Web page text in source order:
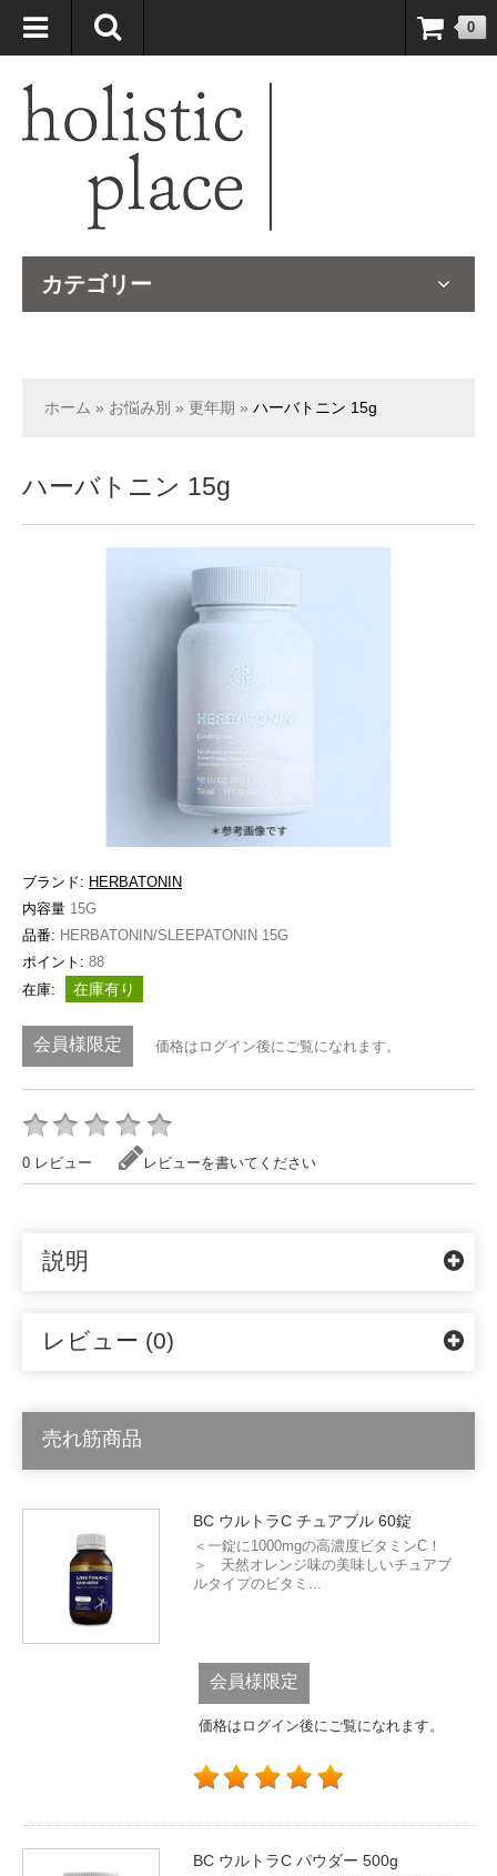
自然療法大国のオーストラリアより、臨床経験＆知識の豊富なナチュ
ロパスが厳選したサプリメントや ナチュラルグッズをお届けします！
0
カテゴリー
ホーム » お悩み別 » 更年期 » ハーバトニン 15g
ハーバトニン 15g
ブランド: HERBATONIN
内容量 15G
品番: HERBATONIN/SLEEPATONIN 15G
ポイント: 88
在庫:
在庫有り
会員様限定 価格はログイン後にご覧になれます。
0 レビュー レビューを書いてください
説明
レビュー (0)
売れ筋商品
BC ウルトラC チュアブル 60錠
＜一錠に1000mgの高濃度ビタミンC！
＞ 天然オレンジ味の美味しいチュアブ
ルタイプのビタミ...
会員様限定
価格はログイン後にご覧になれます。
BC ウルトラC パウダー 500g